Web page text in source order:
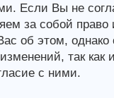
Если Вы не
за собой право
об этом,
так
с ними.